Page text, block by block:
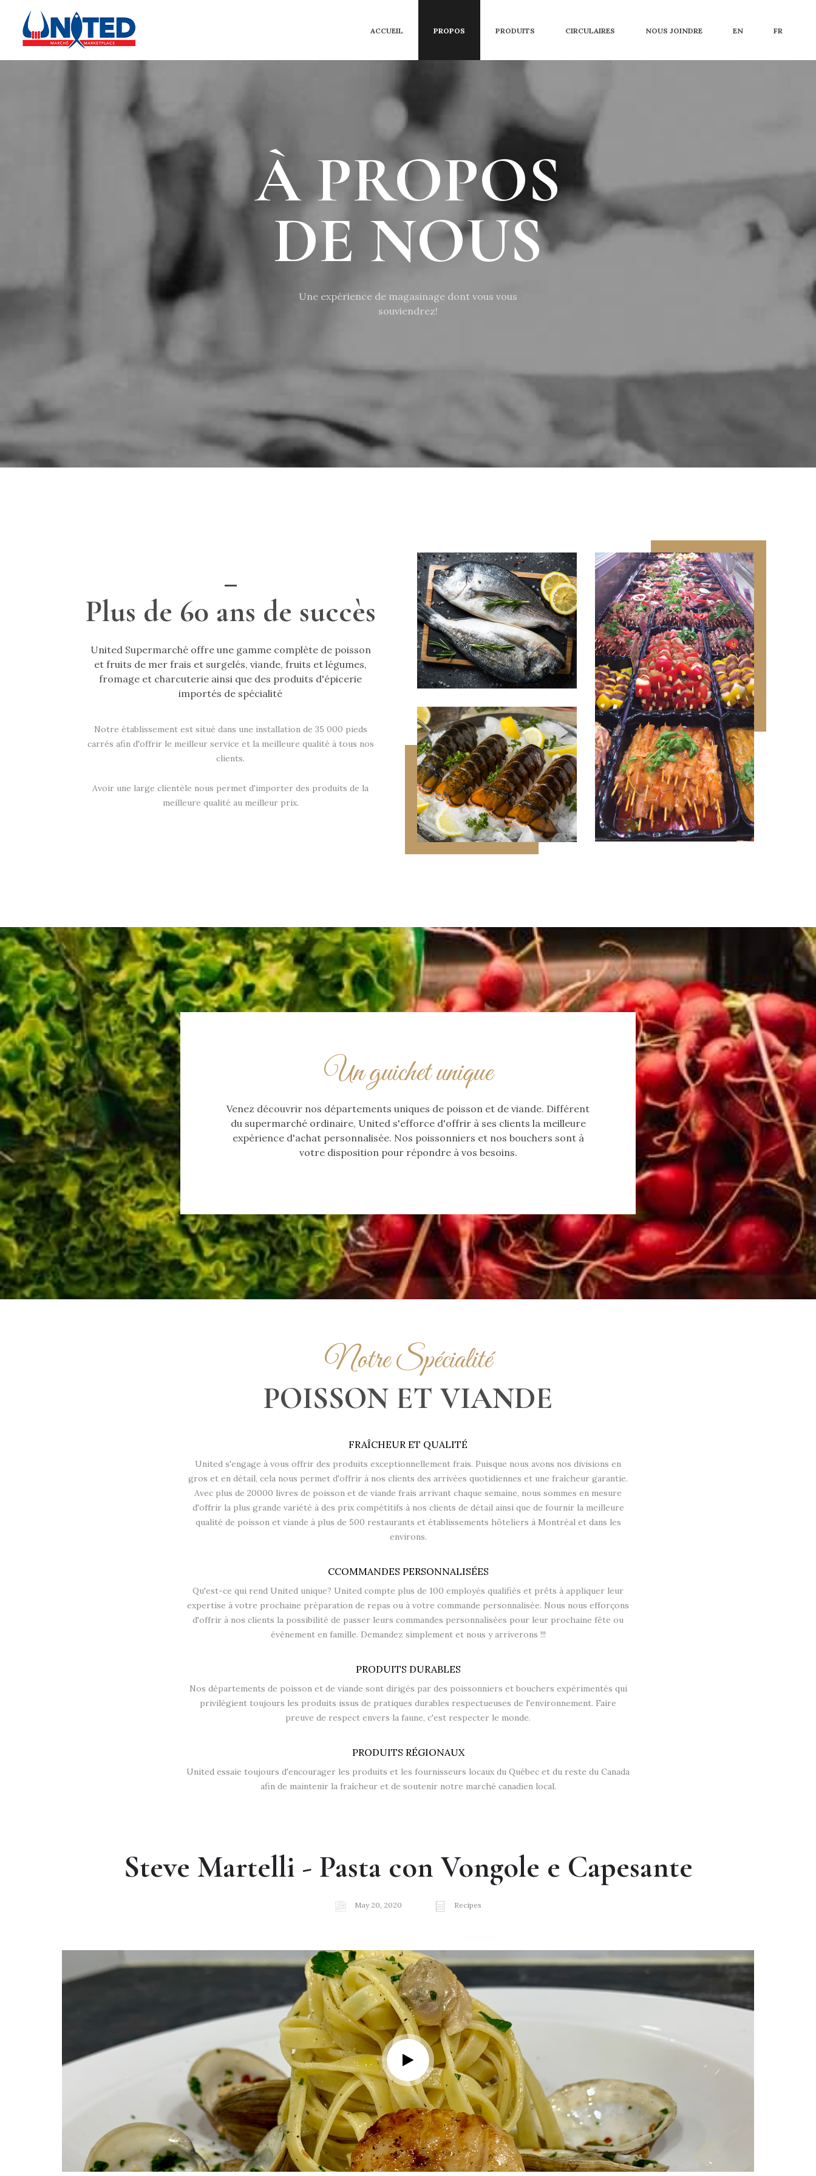
ACCUEIL PROPOS PRODUITS CIRCULAIRES NOUS JOINDRE EN FR
À PROPOS
DE NOUS
Une expérience de magasinage dont vous vous
souviendrez!
Plus de 60 ans de succès
United Supermarché offre une gamme complète de poisson
et fruits de mer frais et surgelés, viande, fruits et légumes,
fromage et charcuterie ainsi que des produits d'épicerie
importés de spécialité
Notre établissement est situé dans une installation de 35 000 pieds
carrés afin d'offrir le meilleur service et la meilleure qualité à tous nos
clients.
Avoir une large clientèle nous permet d'importer des produits de la
meilleure qualité au meilleur prix.
Un guichet unique
Venez découvrir nos départements uniques de poisson et de viande. Différent
du supermarché ordinaire, United s'efforce d'offrir à ses clients la meilleure
expérience d'achat personnalisée. Nos poissonniers et nos bouchers sont à
votre disposition pour répondre à vos besoins.
Notre Spécialité
POISSON ET VIANDE
FRAÎCHEUR ET QUALITÉ
United s'engage à vous offrir des produits exceptionnellement frais. Puisque nous avons nos divisions en
gros et en détail, cela nous permet d'offrir à nos clients des arrivées quotidiennes et une fraîcheur garantie.
Avec plus de 20000 livres de poisson et de viande frais arrivant chaque semaine, nous sommes en mesure
d'offrir la plus grande variété à des prix compétitifs à nos clients de détail ainsi que de fournir la meilleure
qualité de poisson et viande à plus de 500 restaurants et établissements hôteliers à Montréal et dans les
environs.
CCOMMANDES PERSONNALISÉES
Qu'est-ce qui rend United unique? United compte plus de 100 employés qualifiés et prêts à appliquer leur
expertise à votre prochaine préparation de repas ou à votre commande personnalisée. Nous nous efforçons
d'offrir à nos clients la possibilité de passer leurs commandes personnalisées pour leur prochaine fête ou
événement en famille. Demandez simplement et nous y arriverons !!!
PRODUITS DURABLES
Nos départements de poisson et de viande sont dirigés par des poissonniers et bouchers expérimentés qui
privilégient toujours les produits issus de pratiques durables respectueuses de l'environnement. Faire
preuve de respect envers la faune, c'est respecter le monde.
PRODUITS RÉGIONAUX
United essaie toujours d'encourager les produits et les fournisseurs locaux du Québec et du reste du Canada
afin de maintenir la fraîcheur et de soutenir notre marché canadien local.
Steve Martelli - Pasta con Vongole e Capesante
May 20, 2020 Recipes